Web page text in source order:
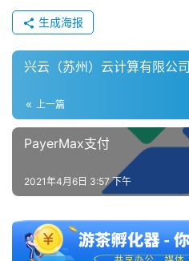
休
游
2
十
三
生成海报
兴云（苏州）云计算有限公司
上一篇
PayerMax支付
2021年4月6日 3:57 下午